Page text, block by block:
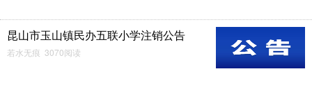
昆山市玉山镇民办五联小学注销公告
若水无痕 3070阅读